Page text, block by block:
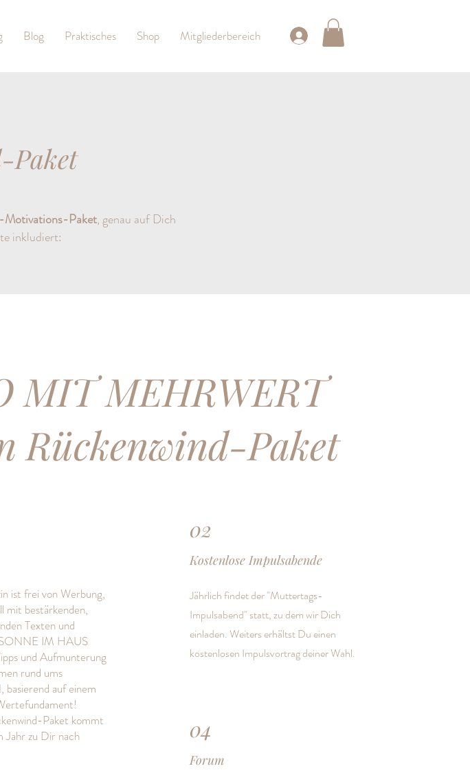
Blog Praktisches Shop Mitgliederbereich
Paket
Motivations-Paket, genau auf Dich
inkludiert:
MIT MEHRWERT
Rückenwind-Paket
ist frei von Werbung,
mit bestärkenden,
Texten und
IM HAUS
und Aufmunterung
rund ums
auf einem
Paket kommt
Jahr zu Dir nach
02
Kostenlose Impulsabende
Jährlich findet der "Muttertags-
Impulsabend" statt, zu dem wir Dich
einladen. Weiters erhältst Du einen
kostenlosen Impulsvortrag deiner Wahl.
04
Forum